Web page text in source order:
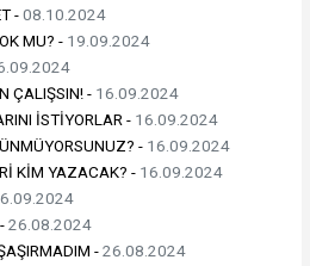
-08.10.2024
MU? - 19.09.2024
ÇALIŞSIN! - 16.09.2024
İSTİYORLAR - 16.09.2024
- 16.09.2024
KİM YAZACAK? - 16.09.2024
26.08.2024
-26.08.2024